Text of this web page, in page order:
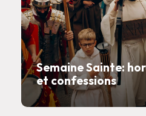
Semaine Sainte:
et confessions